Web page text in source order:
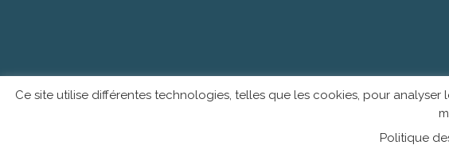
Conditions générales d'utilisation|
Ce site utilise différentes technologies, telles que les cookies, pour
Politique